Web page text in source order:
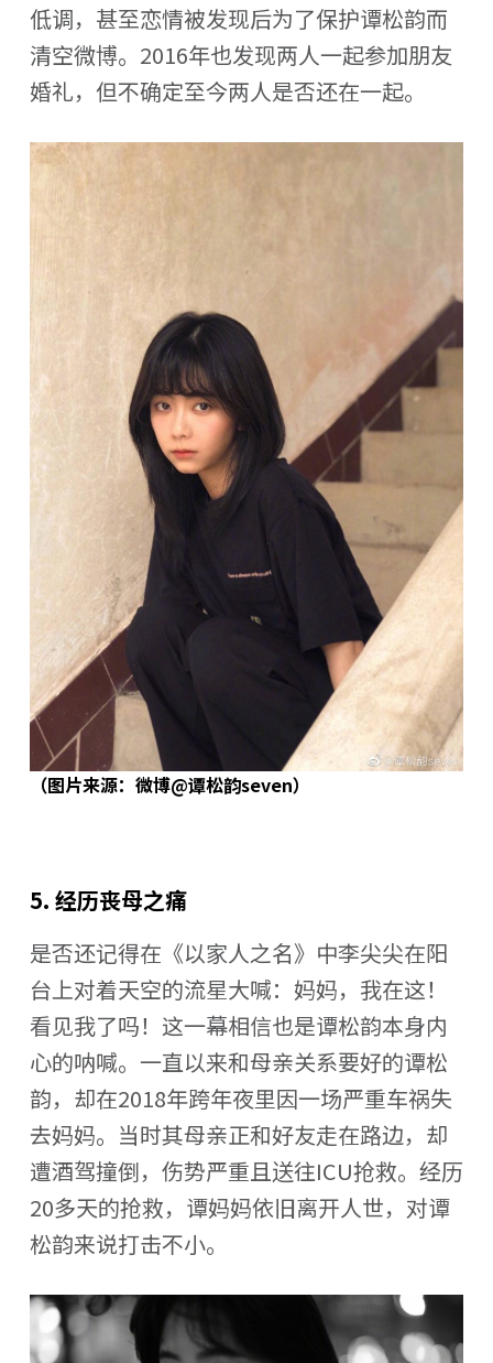
低调，甚至恋情被发现后为了保护谭松韵而
清空微博。2016年也发现两人一起参加朋友
婚礼，但不确定至今两人是否还在一起。
（图片来源：微博@谭松韵seven）
5. 经历丧母之痛
是否还记得在《以家人之名》中李尖尖在阳
台上对着天空的流星大喊：妈妈，我在这！
看见我了吗！这一幕相信也是谭松韵本身内
心的呐喊。一直以来和母亲关系要好的谭松
韵，却在2018年跨年夜里因一场严重车祸失
去妈妈。当时其母亲正和好友走在路边，却
遭酒驾撞倒，伤势严重且送往ICU抢救。经历
20多天的抢救，谭妈妈依旧离开人世，对谭
松韵来说打击不小。